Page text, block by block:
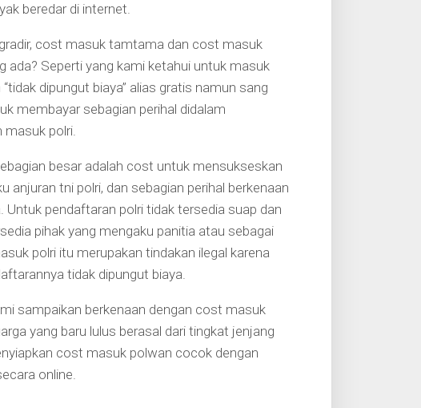
beredar di internet.
cost masuk tamtama dan cost masuk
ada? Seperti yang kami ketahui untuk masuk
dipungut biaya” alias gratis namun sang
membayar sebagian perihal didalam
masuk polri.
besar adalah cost untuk mensukseskan
anjuran tni polri, dan sebagian perihal berkenaan
pendaftaran polri tidak tersedia suap dan
pihak yang mengaku panitia atau sebagai
polri itu merupakan tindakan ilegal karena
tidak dipungut biaya.
sampaikan berkenaan dengan cost masuk
yang baru lulus berasal dari tingkat jenjang
cost masuk polwan cocok dengan
online.